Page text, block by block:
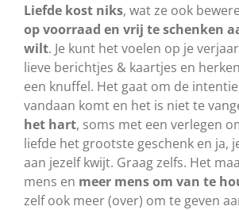
Liefde kost niks, wat ze ook
op voorraad en vrij te schenken
wilt. Je kunt het voelen op je
lieve berichtjes & kaartjes en
een knuffel. Het gaat om de
vandaan komt en het is niet te
het hart, soms met een verlegen
liefde het grootste geschenk en ja,
aan jezelf kwijt. Graag zelfs. Het
mens en meer mens om van te
zelf ook meer (over) om te geven